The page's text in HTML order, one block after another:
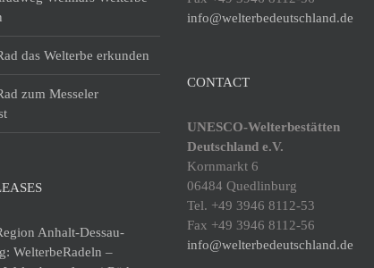
das Welterbe erkunden
zum Messeler
Anhalt-Dessau-
WelterbeRadeln –
info@welterbedeutschland.de
CONTACT
UNESCO-Welterbestätten
Deutschland e.V.
Kornmarkt 6
06484 Quedlinburg
Tel. +49 3946 8112-53
Fax +49 3946 8112-56
info@welterbedeutschland.de